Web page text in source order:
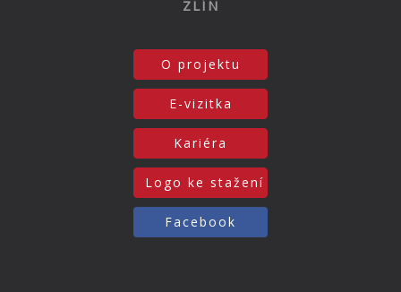
ZLÍN
O projektu
E-vizitka
Kariéra
Logo ke stažení
Facebook